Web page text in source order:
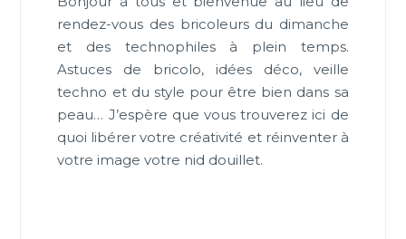
rendez-vous des bricoleurs du dimanche
et des technophiles à plein temps.
Astuces de bricolo, idées déco, veille
techno et du style pour être bien dans sa
peau… J’espère que vous trouverez ici de
quoi libérer votre créativité et réinventer à
votre image votre nid douillet.